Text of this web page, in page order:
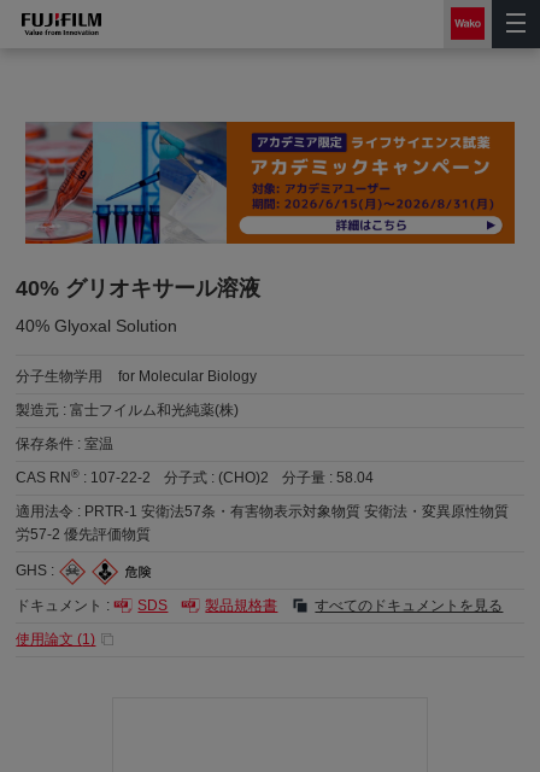
40% グリオキサール溶液
40% Glyoxal Solution
分子生物学用
for Molecular Biology
製造元 :富士フイルム和光純薬(株)
保存条件 :室温
CAS RN® : 107-22-2 分子式 :(CHO)2 分子量 :58.04
適用法令 : PRTR-1 安衛法57条・有害物表示対象物質 安衛法・変異原性物質
労57-2 優先評価物質
GHS :
ドキュメント : SDS 製品規格書
すべてのドキュメントを見る
使用論文 (1)